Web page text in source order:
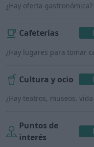
¿Hay oferta gastronómica?
Cafeterías
¿Hay lugares para tomar
Cultura y ocio
¿Hay teatros, museos,
Puntos de
interés